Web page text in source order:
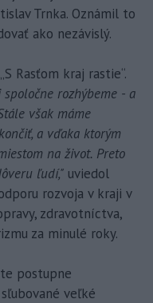
Trnka. Oznámil to
ako nezávislý.
Rasťom kraj rastie“.
rozhýbeme - a
však máme
a vďaka ktorým
na život. Preto
ľudí," uviedol
rozvoja v kraji v
zdravotníctva,
za minulé roky.
postupne
veľké